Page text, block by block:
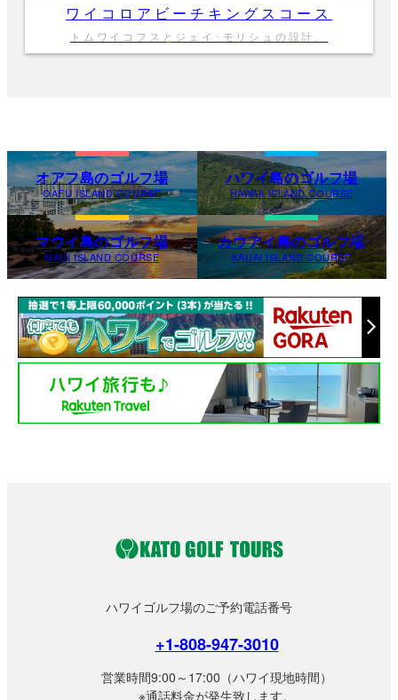
ワイコロアビーチキングスコース
トムワイコフスとジェイ･モリシュの設計。
オアフ島のゴルフ場
OAFU ISLAND COURSE
ハワイ島のゴルフ場
HAWAII ISLAND COURSE
マウイ島のゴルフ場
MAUI ISLAND COURSE
カウアイ島のゴルフ場
KAUAI ISLAND COURSE
ハワイゴルフ場のご予約電話番号
+1-808-947-3010
営業時間9:00～17:00（ハワイ現地時間）
※通話料金が発生致します。